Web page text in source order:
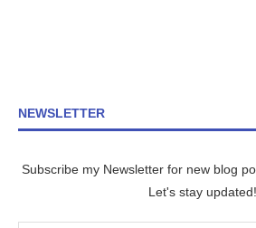
NEWSLETTER
Subscribe my Newsletter for new blog
Let's stay updated!